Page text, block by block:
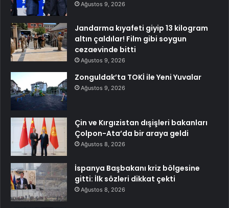
Ağustos 9, 2026
Jandarma kıyafeti giyip 13 kilogram
altın çaldılar! Film gibi soygun
cezaevinde bitti
Ağustos 9, 2026
Zonguldak’ta TOKİ ile Yeni Yuvalar
Ağustos 9, 2026
Çin ve Kırgızistan dışişleri bakanları
Çolpon-Ata’da bir araya geldi
Ağustos 8, 2026
İspanya Başbakanı kriz bölgesine
gitti: İlk sözleri dikkat çekti
Ağustos 8, 2026